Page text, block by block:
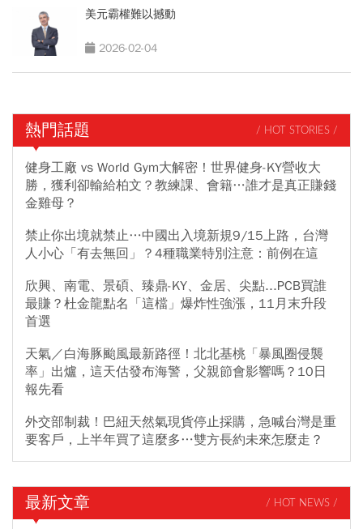
美元霸權難以撼動
2026-02-04
熱門話題 / HOT STORIES /
健身工廠 vs World Gym大解密！世界健身-KY營收大
勝，獲利卻輸給柏文？教練課、會籍…誰才是真正賺錢
金雞母？
禁止你出境就禁止…中國出入境新規9/15上路，台灣
人小心「有去無回」？4種職業特別注意：前例在這
欣興、南電、景碩、臻鼎-KY、金居、尖點...PCB買誰
最賺？杜金龍點名「這檔」爆炸性強漲，11月末升段
首選
天氣／白海豚颱風最新路徑！北北基桃「暴風圈侵襲
率」出爐，這天估發布海警，父親節會影響嗎？10日
報先看
外交部制裁！巴紐天然氣現貨停止採購，急喊台灣是重
要客戶，上半年買了這麼多…雙方長約未來怎麼走？
最新文章 / HOT NEWS /